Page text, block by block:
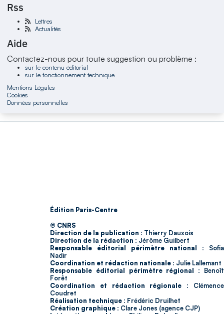
Rss
Lettres
Actualités
Aide
Contactez-nous pour toute suggestion ou problème :
sur le contenu éditorial
sur le fonctionnement technique
Mentions Légales
Cookies
Données personnelles
Édition Paris-Centre
© CNRS
Direction de la publication : Thierry Dauxois
Direction de la rédaction : Jérôme Guilbert
Responsable éditorial périmètre national : Sofia
Nadir
Coordination et rédaction nationale : Julie Lallemant
Responsable éditorial périmètre régional : Benoît
Forêt
Coordination et rédaction régionale : Clémence
Coudret
Réalisation technique : Frédéric Druilhet
Création graphique : Clare Jones (agence CJP)